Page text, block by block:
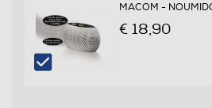
Informazioni sulla sicurezza del
Clicca qui
MACOM -
€ 18,90